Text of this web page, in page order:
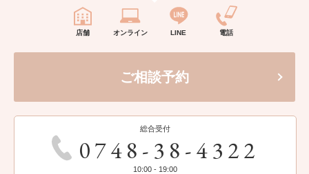
店舗 オンライン LINE 電話
ご相談予約
総合受付
0748-38-4322
10:00 - 19:00